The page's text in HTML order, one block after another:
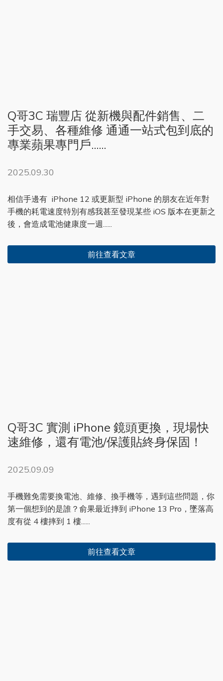
Q哥3C 瑞豐店 從新機與配件銷售、二
手交易、各種維修 通通一站式包到底的
專業蘋果專門戶......
2025.09.30
相信手邊有 iPhone 12 或更新型 iPhone 的朋友在近年對
手機的耗電速度特別有感我甚至發現某些 iOS 版本在更新之
後，會造成電池健康度一週......
前往查看文章
Q哥3C 實測 iPhone 鏡頭更換，現場快
速維修，還有電池/保護貼終身保固！
2025.09.09
手機難免需要換電池、維修、換手機等，遇到這些問題，你
第一個想到的是誰？俞果最近摔到 iPhone 13 Pro，墜落高
度有從 4 樓摔到 1 樓......
前往查看文章